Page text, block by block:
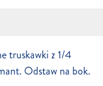
truskawki z 1/4
Odstaw na bok.